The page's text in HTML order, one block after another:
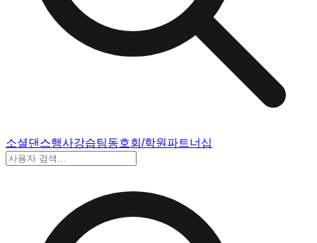
소셜댄스행사강습팀동호회/학원 파트너십